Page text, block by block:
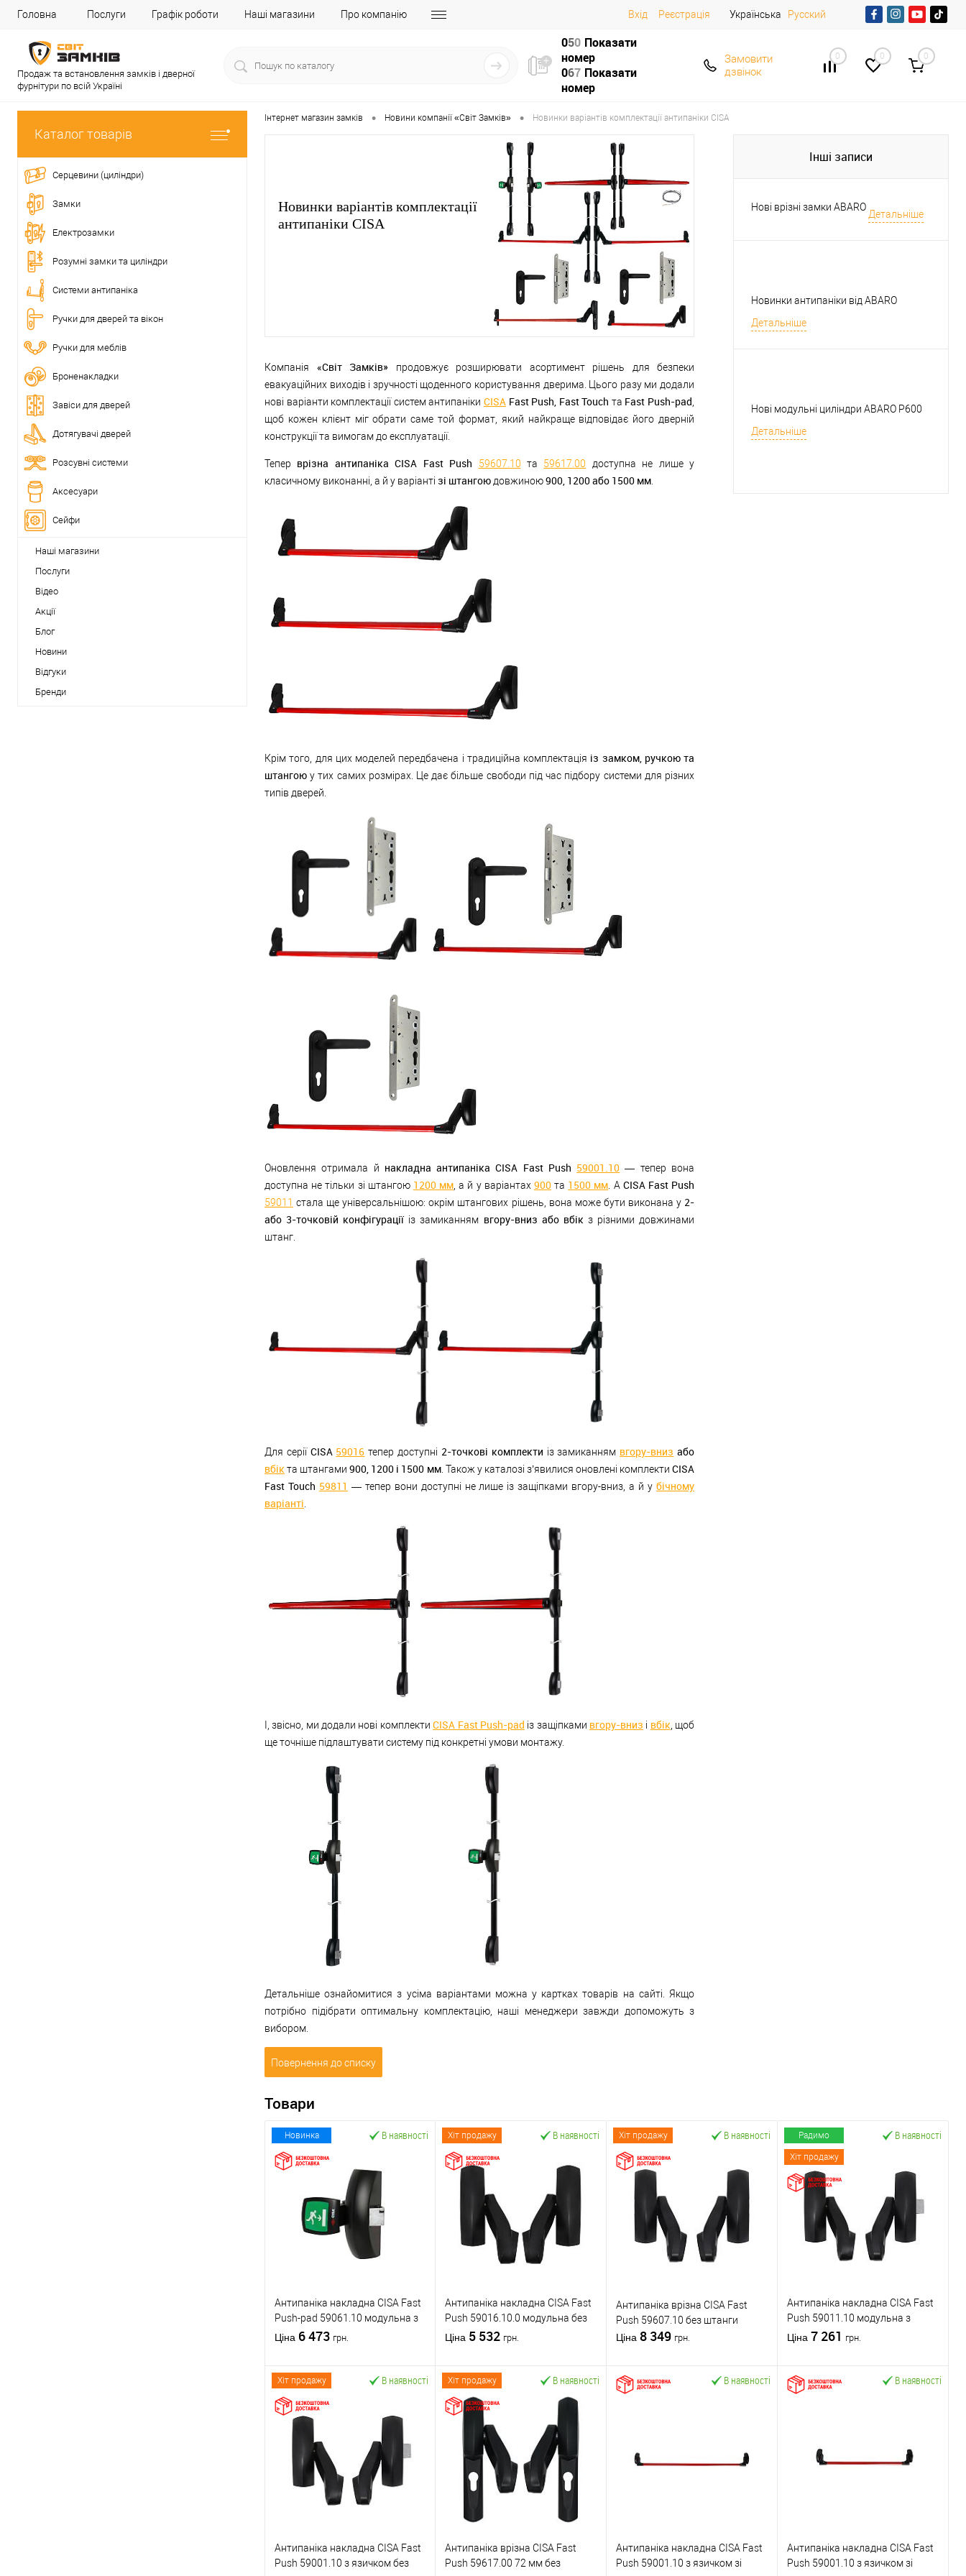
Головна Послуги Графік роботи Наші магазини Про компанію Вхід Реєстрація Українська Русский
Продаж та встановлення замків і дверної
фурнітури по всій Україні
050 Показати
номер
067 Показати
номер
Замовити
дзвінок
0 0 0
Каталог товарів
Серцевини (циліндри)
Замки
Електрозамки
Розумні замки та циліндри
Системи антипаніка
Ручки для дверей та вікон
Ручки для меблів
Броненакладки
Завіси для дверей
Дотягувачі дверей
Розсувні системи
Аксесуари
Сейфи
Наші магазини
Послуги
Відео
Акції
Блог
Новини
Відгуки
Бренди
Інтернет магазин замків • Новини компанії «Світ Замків» • Новинки варіантів комплектації антипаніки CISA
Новинки варіантів комплектації
антипаніки CISA
Компанія «Світ Замків» продовжує розширювати асортимент рішень для безпеки
евакуаційних виходів і зручності щоденного користування дверима. Цього разу ми додали
нові варіанти комплектації систем антипаніки CISA Fast Push, Fast Touch та Fast Push-pad,
щоб кожен клієнт міг обрати саме той формат, який найкраще відповідає його дверній
конструкції та вимогам до експлуатації.
Тепер врізна антипаніка CISA Fast Push 59607.10 та 59617.00 доступна не лише у
класичному виконанні, а й у варіанті зі штангоюдовжиною900, 1200 або 1500 мм.
Крім того, для цих моделей передбачена і традиційна комплектація із замком, ручкою та
штангою у тих самих розмірах. Це дає більше свободи під час підбору системи для різних
типів дверей.
Оновлення отримала й накладна антипаніка CISA Fast Push 59001.10 — тепер вона
доступна не тільки зі штангою 1200 мм, а й у варіантах 900та 1500 мм. А CISA Fast Push
59011 стала ще універсальнішою: окрім штангових рішень, вона може бути виконана у 2-
або 3-точковій конфігураціїіз замиканням вгору-вниз або вбікз різними довжинами
штанг.
Для серії CISA 59016 тепер доступні 2-точкові комплекти із замиканням вгору-вниз або
вбікта штангами900, 1200 і 1500 мм. Також у каталозі з’явилися оновлені комплектиCISA
Fast Touch 59811 — тепер вони доступні не лише із защіпками вгору-вниз, а й убічному
варіанті.
І, звісно, ми додали нові комплектиCISA Fast Push-pad із защіпками вгору-вниз і вбік, щоб
ще точніше підлаштувати систему під конкретні умови монтажу.
Детальніше ознайомитися з усіма варіантами можна у картках товарів на сайті. Якщо
потрібно підібрати оптимальну комплектацію, наші менеджери завжди допоможуть з
вибором.
Повернення до списку
Інші записи
Нові врізні замки ABARO
Детальніше
Новинки антипаніки від ABARO
Детальніше
Нові модульні циліндри ABARO P600
Детальніше
Товари
Новинка В наявності
Антипаніка накладна CISA Fast
Push-pad 59061.10 модульна з
язичком
Ціна 6 473 грн.
Купити в 1 клік
До
порівняння
У обране
для алюмінієвих
дверей /
Хіт продажу В наявності
Антипаніка накладна CISA Fast
Push 59016.10.0 модульна без
язичка без штанги
Ціна 5 532 грн.
Купити в 1 клік
До
порівняння
У обране
Виробник
накладної
для алюмінієвих
дверей
Хіт продажу В наявності
Антипаніка врізна CISA Fast
Push 59607.10 без штанги
Ціна 8 349 грн.
У обране
дверей /для
дерев'яних дверей
Радимо
Хіт продажу
В наявності
Антипаніка накладна CISA Fast
Push 59011.10 модульна з
язичком без штанги
Ціна 7 261 грн.
порівняння
У обране
для алюмінієвих
дверей
Хіт продажу В наявності
Антипаніка накладна CISA Fast
Push 59001.10 з язичком без
Хіт продажу В наявності
Антипаніка врізна CISA Fast
Push 59617.00 72 мм без
В наявності
Антипаніка накладна CISA Fast
Push 59001.10 з язичком зі
В наявності
Антипаніка накладна CISA Fast
Push 59001.10 з язичком зі